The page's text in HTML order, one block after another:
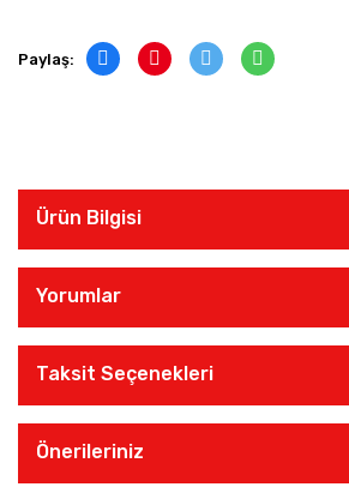
Paylaş:
Ürün Bilgisi
Yorumlar
Taksit Seçenekleri
Önerileriniz